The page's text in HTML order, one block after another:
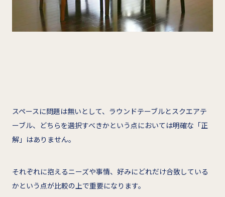
スペースに問題は無いとして、ラウンドテーブルとスクエアテ
ーブル、どちらを選択すべきかという点においては明確な「正
解」はありません。
それぞれに抱えるニーズや事情、好みにどれだけ合致している
かという点が比較の上で重要になります。